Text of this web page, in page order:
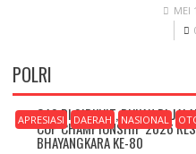
MEI
POLRI
APRESIASI DAERAH NASIONAL
GAS DI SIRKUIT, BUKAN DI
CUP CHAMPIONSHIP 2026
BHAYANGKARA KE-80